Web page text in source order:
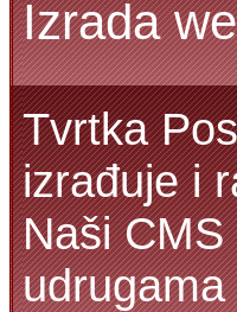
Izrada
Tvrtka
izrađuje i
Naši